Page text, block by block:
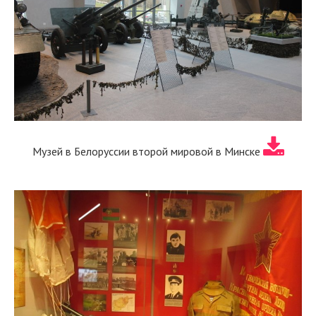
Музей в Белоруссии второй мировой в Минске